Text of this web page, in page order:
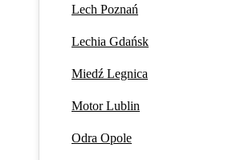
Lech Poznań
Lechia Gdańsk
Miedź Legnica
Motor Lublin
Odra Opole